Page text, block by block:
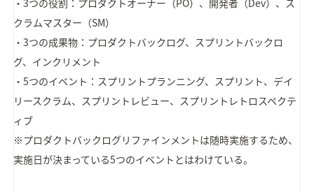
クラムマスター（SM）
・3つの成果物：プロダクトバックログ、スプリントバックロ
グ、インクリメント
・5つのイベント：スプリントプランニング、スプリント、デイ
リースクラム、スプリントレビュー、スプリントレトロスペクテ
ィブ
※プロダクトバックログリファインメントは随時実施するため、
実施日が決まっている5つのイベントとはわけている。